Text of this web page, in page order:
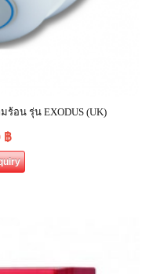
อน รุ่น EXODUS (UK)
฿